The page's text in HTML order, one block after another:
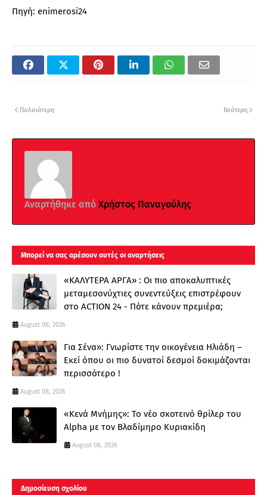
Πηγή: enimerosi24
Νεότερη
Παλαιότερη
Αναρτήθηκε από Χρήστος Παναγούλης
Μπορεί να σας αρέσουν αυτές οι αναρτήσεις
«ΚΑΛΥΤΕΡΑ ΑΡΓΑ» : Oι πιο αποκαλυπτικές
μεταμεσονύχτιες συνεντεύξεις επιστρέφουν
στο ACTION 24 - Πότε κάνουν πρεμιέρα;
August 08, 2026
Για Σένα»: Γνωρίστε την οικογένεια Ηλιάδη –
Εκεί όπου οι πιο δυνατοί δεσμοί δοκιμάζονται
περισσότερο !
August 08, 2026
«Κενά Μνήμης»: Το νέο σκοτεινό θρίλερ του
Alpha με τον Βλαδίμηρο Κυριακίδη
August 08, 2026
Δημοσίευση σχολίου